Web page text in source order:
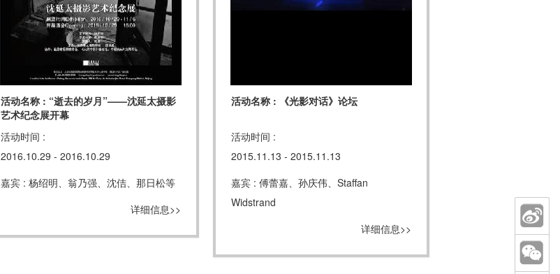
活动名称 : “逝去的岁月”——沈延太摄影
艺术纪念展开幕
活动时间 :
2016.10.29 - 2016.10.29
嘉宾 : 杨绍明、翁乃强、沈佶、那日松等
详细信息>>
活动名称 : 《光影对话》论坛
活动时间 :
2015.11.13 - 2015.11.13
嘉宾 : 傅蕾嘉、孙庆伟、Staffan
Widstrand
详细信息>>